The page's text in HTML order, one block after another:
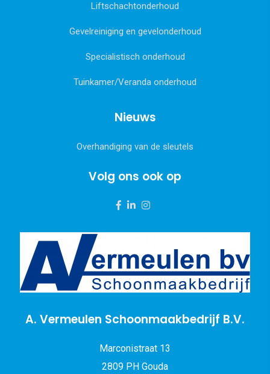
Liftschachtonderhoud
Gevelreiniging en gevelonderhoud
Specialistisch onderhoud
Tuinkamer/Veranda onderhoud
Nieuws
Overhandiging van de sleutels
Volg ons ook op
A. Vermeulen Schoonmaakbedrijf B.V.
Marconistraat 13
2809 PH Gouda